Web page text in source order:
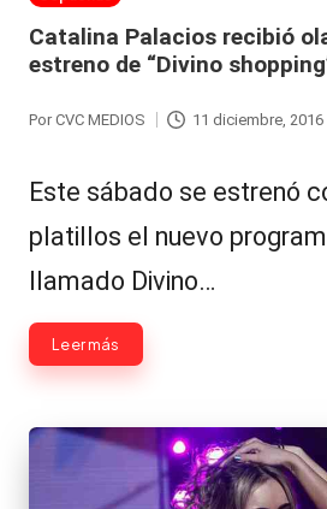
á
n
d
a
C
hi
le
n
🔥
Hermano
-
Tendencias
Exclusivas
-
Tv
y
redes
lacvc.com
Catalina Palacios recibió
estreno de “Divino
Por CVC MEDIOS 11 diciembre, 2016
Este sábado se estrenó
platillos el nuevo
llamado Divino…
Leer más